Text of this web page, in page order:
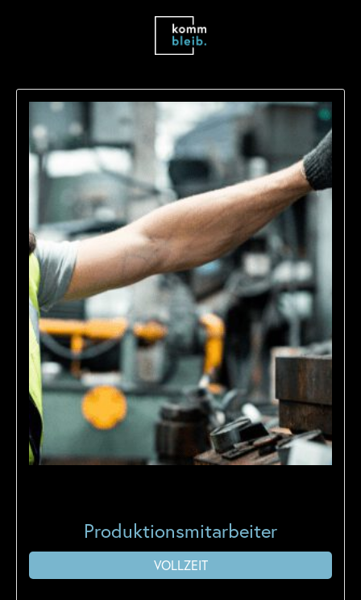
Produktionsmitarbeiter
VOLLZEIT